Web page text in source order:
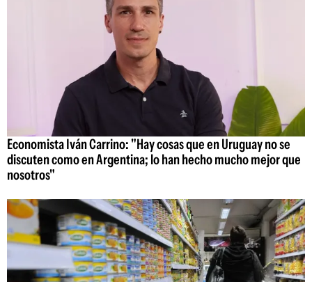
Economista Iván Carrino: "Hay cosas que en Uruguay no se
discuten como en Argentina; lo han hecho mucho mejor que
nosotros"